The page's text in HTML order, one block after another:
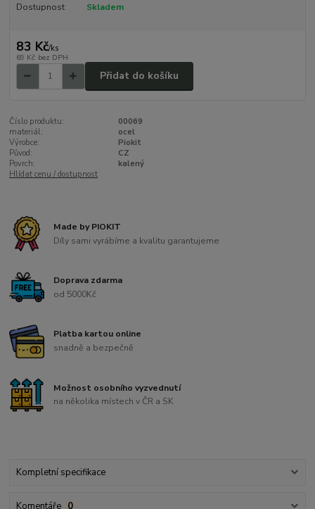
Dostupnost Skladem
83 Kč/ks
69 Kč bez DPH
Přidat do košíku
Číslo produktu:
00069
materiál:
ocel
Výrobce:
Piokit
Původ:
CZ
Povrch:
kalený
Hlídat cenu / dostupnost
Made by PIOKIT
Díly sami vyrábíme a kvalitu garantujeme
Doprava zdarma
od 5000Kč
Platba kartou online
snadně a bezpečně
Možnost osobního vyzvednutí
na několika místech v ČR a SK
Kompletní specifikace
Komentáře 0